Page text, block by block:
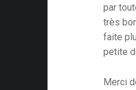
par
très
faite
petite
Merci